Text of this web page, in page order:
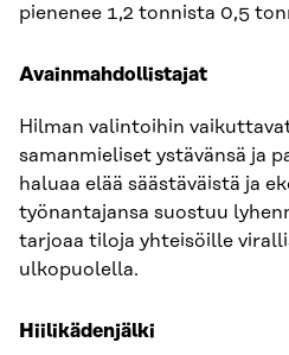
pienenee 1,2 tonnista 0,5
Avainmahdollistajat
Hilman valintoihin
samanmieliset ystävänsä ja
haluaa elää säästäväistä ja
työnantajansa suostuu
tarjoaa tiloja yhteisöille
ulkopuolella.
Hiilikädenjälki